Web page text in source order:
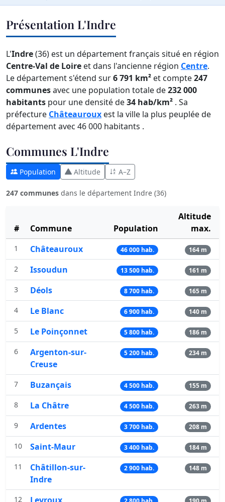
Présentation L'Indre
L'Indre(36) est un département français situé en région
Centre-Val de Loire et dans l'ancienne région Centre.
Le département s'étend sur6 791 km² et compte247
communesavec une population totale de232 000
habitants pour une densité de34 hab/km² . Sa
préfecture Châteauroux est la ville la plus peuplée de
département avec 46 000 habitants .
Communes L'Indre
Population Altitude A–Z
247 communes dans le département Indre (36)
# Commune Population
Altitude
max.
1 Châteauroux 46 000 hab. 164 m
2 Issoudun 13 500 hab. 161 m
3 Déols 8 700 hab. 165 m
4 Le Blanc 6 900 hab. 140 m
5 Le Poinçonnet 5 800 hab. 186 m
6
Argenton-sur-
Creuse
5 200 hab. 234 m
7 Buzançais 4 500 hab. 155 m
8 La Châtre 4 500 hab. 263 m
9 Ardentes 3 700 hab. 208 m
10 Saint-Maur 3 400 hab. 184 m
11
Châtillon-sur-
Indre
2 900 hab. 148 m
12